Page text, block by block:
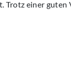
Trotz einer